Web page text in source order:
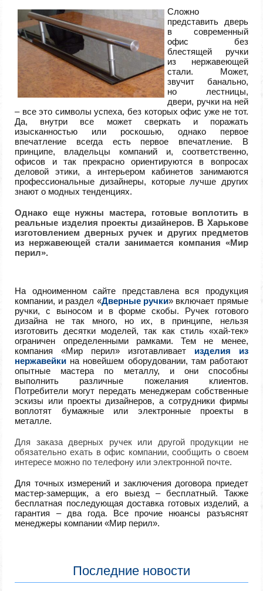
Сложно
представить дверь
в современный
офис без
блестящей ручки
из нержавеющей
стали. Может,
звучит банально,
но лестницы,
двери, ручки на ней
– все это символы успеха, без которых офис уже не тот.
Да, внутри все может сверкать и поражать
изысканностью или роскошью, однако первое
впечатление всегда есть первое впечатление. В
принципе, владельцы компаний и, соответственно,
офисов и так прекрасно ориентируются в вопросах
деловой этики, а интерьером кабинетов занимаются
профессиональные дизайнеры, которые лучше других
знают о модных тенденциях.
Однако еще нужны мастера, готовые воплотить в
реальные изделия проекты дизайнеров. В Харькове
изготовлением дверных ручек и других предметов
из нержавеющей стали занимается компания «Мир
перил».
На одноименном сайте представлена вся продукция
компании, и раздел «Дверные ручки» включает прямые
ручки, с выносом и в форме скобы. Ручек готового
дизайна не так много, но их, в принципе, нельзя
изготовить десятки моделей, так как стиль «хай-тек»
ограничен определенными рамками. Тем не менее,
компания «Мир перил» изготавливает изделия из
нержавейки на новейшем оборудовании, там работают
опытные мастера по металлу, и они способны
выполнить различные пожелания клиентов.
Потребители могут передать менеджерам собственные
эскизы или проекты дизайнеров, а сотрудники фирмы
воплотят бумажные или электронные проекты в
металле.
Для заказа дверных ручек или другой продукции не
обязательно ехать в офис компании, сообщить о своем
интересе можно по телефону или электронной почте.
Для точных измерений и заключения договора приедет
мастер-замерщик, а его выезд – бесплатный. Также
бесплатная последующая доставка готовых изделий, а
гарантия – два года. Все прочие нюансы разъяснят
менеджеры компании «Мир перил».
Последние новости